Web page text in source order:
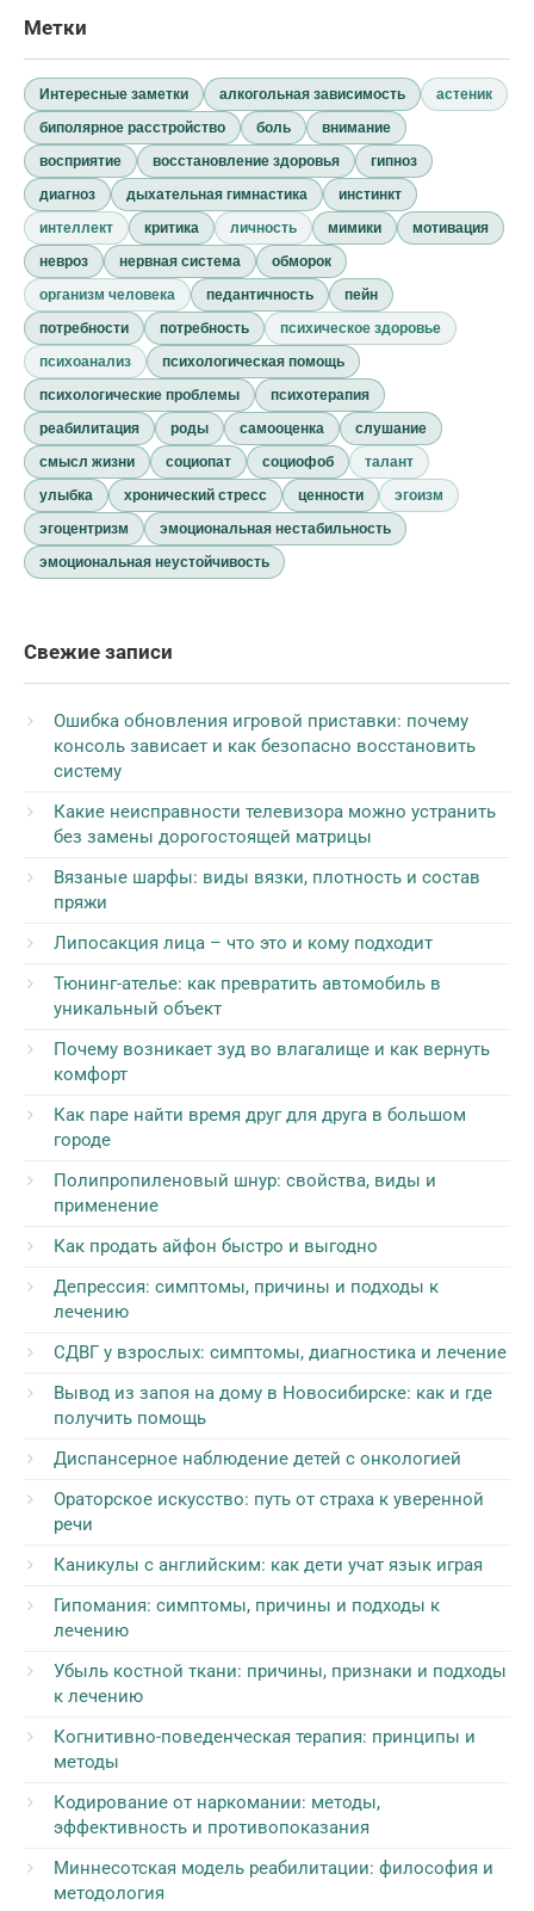
Метки
Интересные заметки алкогольная зависимость
астеник
биполярное расстройство
боль
внимание
восприятие
восстановление здоровья
гипноз
диагноз
дыхательная гимнастика
инстинкт
интеллект
критика личность мимики
мотивация
невроз
нервная система
обморок
организм человека
педантичность
пейн
потребности
потребность
психическое здоровье
психоанализ
психологическая помощь
психологические проблемы
психотерапия
реабилитация
роды самооценка
слушание
смысл жизни
социопат социофоб
талант
улыбка
хронический стресс ценности
эгоизм
эгоцентризм
эмоциональная нестабильность
эмоциональная неустойчивость
Свежие записи
Ошибка обновления игровой приставки: почему
консоль зависает и как безопасно восстановить
систему
Какие неисправности телевизора можно устранить
без замены дорогостоящей матрицы
Вязаные шарфы: виды вязки, плотность и состав
пряжи
Липосакция лица – что это и кому подходит
Тюнинг-ателье: как превратить автомобиль в
уникальный объект
Почему возникает зуд во влагалище и как вернуть
комфорт
Как паре найти время друг для друга в большом
городе
Полипропиленовый шнур: свойства, виды и
применение
Как продать айфон быстро и выгодно
Депрессия: симптомы, причины и подходы к
лечению
СДВГ у взрослых: симптомы, диагностика и лечение
Вывод из запоя на дому в Новосибирске: как и где
получить помощь
Диспансерное наблюдение детей с онкологией
Ораторское искусство: путь от страха к уверенной
речи
Каникулы с английским: как дети учат язык играя
Гипомания: симптомы, причины и подходы к
лечению
Убыль костной ткани: причины, признаки и подходы
к лечению
Когнитивно-поведенческая терапия: принципы и
методы
Кодирование от наркомании: методы,
эффективность и противопоказания
Миннесотская модель реабилитации: философия и
методология